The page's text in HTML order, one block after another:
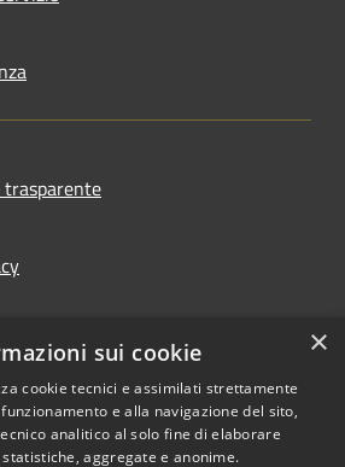
×
sui cookie
cookie tecnici e assimilati strettamente
e alla navigazione del sito,
analitico al solo fine di elaborare
aggregate e anonime.